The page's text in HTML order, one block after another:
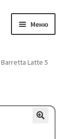
Меню
Latte 5